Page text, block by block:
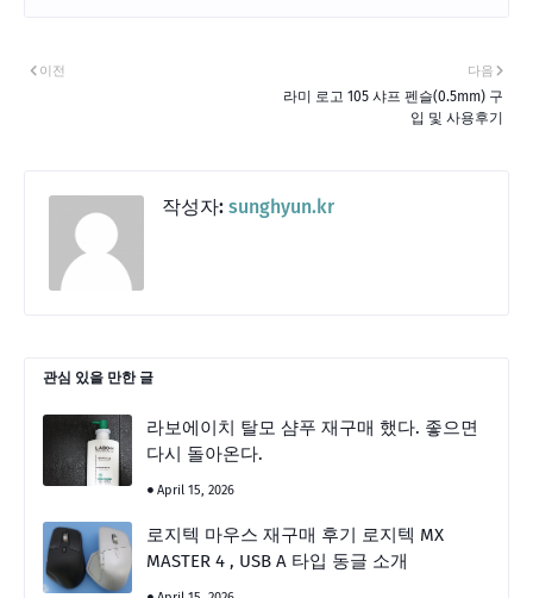
다음
라미 로고 105 샤프 펜슬(0.5mm) 구
입 및 사용후기
이전
작성자: sunghyun.kr
관심 있을 만한 글
라보에이치 탈모 샴푸 재구매 했다. 좋으면
다시 돌아온다.
April 15, 2026
로지텍 마우스 재구매 후기 로지텍 MX
MASTER 4 , USB A 타입 동글 소개